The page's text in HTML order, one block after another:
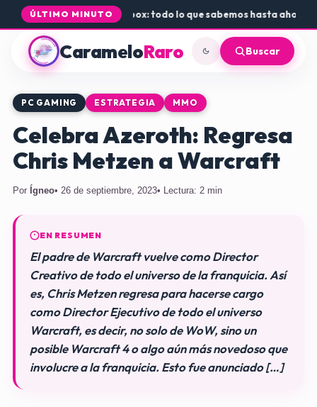
ÚLTIMO MINUTO
Rogue Core a PS5 y Xbox: todo lo que sabemos hasta ahora•
CarameloRaro Buscar
PC GAMING ESTRATEGIA MMO
Celebra Azeroth: Regresa
Chris Metzen a Warcraft
Por Ígneo• 26 de septiembre, 2023• Lectura: 2 min
EN RESUMEN
El padre de Warcraft vuelve como Director
Creativo de todo el universo de la franquicia. Así
es, Chris Metzen regresa para hacerse cargo
como Director Ejecutivo de todo el universo
Warcraft, es decir, no solo de WoW, sino un
posible Warcraft 4 o algo aún más novedoso que
involucre a la franquicia. Esto fue anunciado […]